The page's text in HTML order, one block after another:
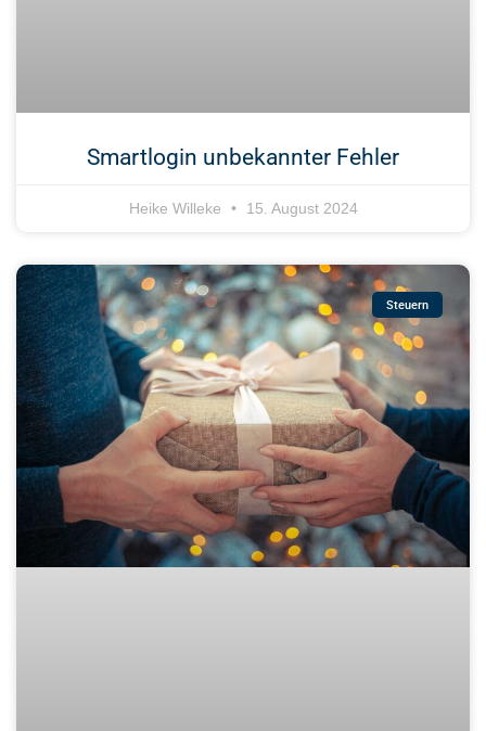
Smartlogin unbekannter Fehler
Heike Willeke 15. August 2024
Steuern